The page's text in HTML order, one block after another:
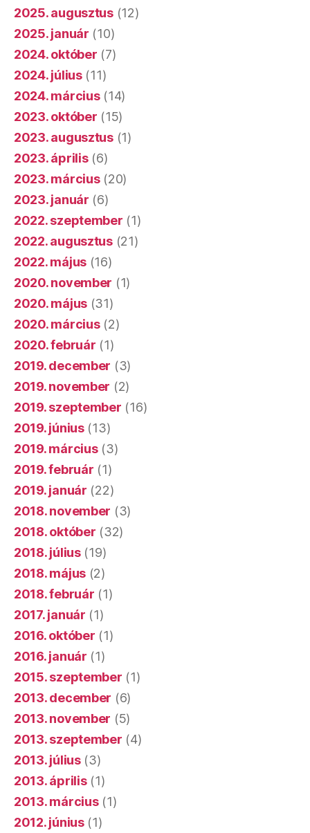
2025. augusztus(12)
2025. január (10)
2024. október (7)
2024. július(11)
2024. március(14)
2023. október (15)
2023. augusztus(1)
2023. április(6)
2023. március(20)
2023. január (6)
2022. szeptember (1)
2022. augusztus(21)
2022. május (16)
2020. november (1)
2020. május (31)
2020. március(2)
2020. február (1)
2019. december (3)
2019. november (2)
2019. szeptember (16)
2019. június(13)
2019. március(3)
2019. február (1)
2019. január (22)
2018. november (3)
2018. október (32)
2018. július(19)
2018. május (2)
2018. február (1)
2017. január (1)
2016. október (1)
2016. január (1)
2015. szeptember (1)
2013. december (6)
2013. november (5)
2013. szeptember (4)
2013. július(3)
2013. április(1)
2013. március(1)
2012. június(1)